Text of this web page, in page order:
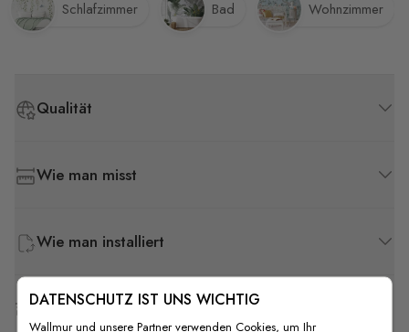
Qualität
Wie man misst
Wie man installiert
Versand & Rückgabe
Schlafzimmer Bad Wohnzimmer
DATENSCHUTZ IST UNS WICHTIG
Wallmur und unsere Partner verwenden Cookies, um Ihr